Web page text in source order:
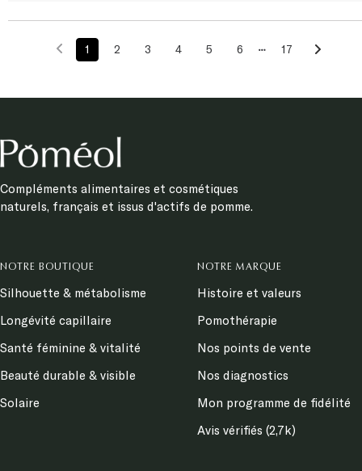
1 2 3 4 5 6 17
Compléments alimentaires et cosmétiques
naturels, français et issus d'actifs de pomme.
NOTRE BOUTIQUE
Silhouette & métabolisme
Longévité capillaire
Santé féminine & vitalité
Beauté durable & visible
Solaire
NOTRE MARQUE
Histoire et valeurs
Pomothérapie
Nos points de vente
Nos diagnostics
Mon programme de fidélité
Avis vérifiés (2,7k)